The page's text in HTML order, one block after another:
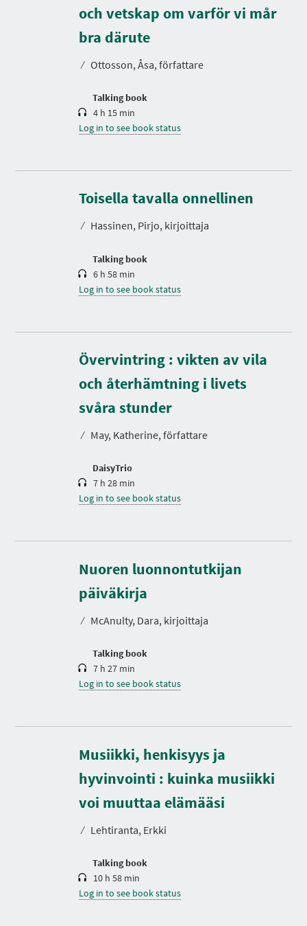
och vetskap om varför vi mår
bra därute
⁄ Ottosson, Åsa, författare
Talking book
D
u
r
a
i
4 h 15 min
Log in to see book status
Toisella tavalla onnellinen
⁄ Hassinen, Pirjo, kirjoittaja
Talking book
D
r
a
i
6 h 58 min
Log in to see book status
Övervintring : vikten av vila
och återhämtning i livets
svåra stunder
⁄ May, Katherine, författare
DaisyTrio
D
u
r
a
i
7 h 28 min
Log in to see book status
Nuoren luonnontutkijan
päiväkirja
⁄ McAnulty, Dara, kirjoittaja
Talking book
D
u
r
a
i
7 h 27 min
Log in to see book status
Musiikki, henkisyys ja
hyvinvointi : kuinka musiikki
voi muuttaa elämääsi
⁄ Lehtiranta, Erkki
Talking book
D
u
r
a
i
10 h 58 min
Log in to see book status